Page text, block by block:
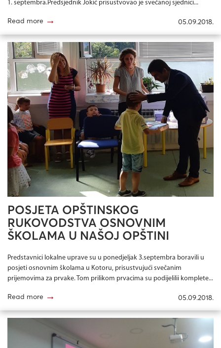
1. septembra.Predsjednik Jokić prisustvovao je svečanoj sjednici...
Read more → 05.09.2018.
POSJETA OPŠTINSKOG
RUKOVODSTVA OSNOVNIM
ŠKOLAMA U NAŠOJ OPŠTINI
Predstavnici lokalne uprave su u ponedjeljak 3.septembra boravili u
posjeti osnovnim školama u Kotoru, prisustvujući svečanim
prijemovima za prvake. Tom prilikom prvacima su podijelilii komplete...
Read more → 05.09.2018.